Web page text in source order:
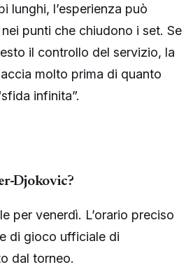
lunghi, l’esperienza può
punti che chiudono i set. Se
il controllo del servizio, la
molto prima di quanto
infinita”.
Djokovic?
per venerdì. L’orario preciso
di gioco ufficiale di
dal torneo.